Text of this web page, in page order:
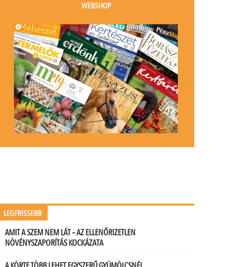
WEBSHOP
LEGFRISSEBB
AMIT A SZEM NEM LÁT – AZ ELLENŐRIZETLEN
NÖVÉNYSZAPORÍTÁS KOCKÁZATA